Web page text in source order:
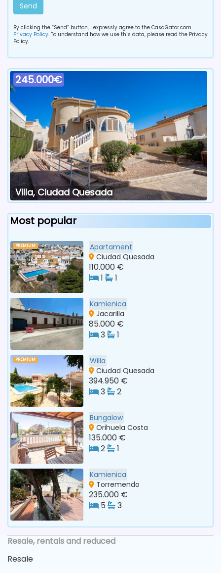
Send
By clicking the “Send” button, I expressly agree to the CasaGator.com
Privacy Policy. To understand how we use this data, please read the Privacy
Policy.
245.000€
Villa, Ciudad Quesada
Most popular
PREMIUM
Apartament
Ciudad Quesada
110.000 €
1
1
Kamienica
Jacarilla
85.000 €
3
1
PREMIUM
Willa
Ciudad Quesada
394.950 €
3
2
Bungalow
Orihuela Costa
135.000 €
2
1
Kamienica
Torremendo
235.000 €
5
3
Resale, rentals and reduced
Resale